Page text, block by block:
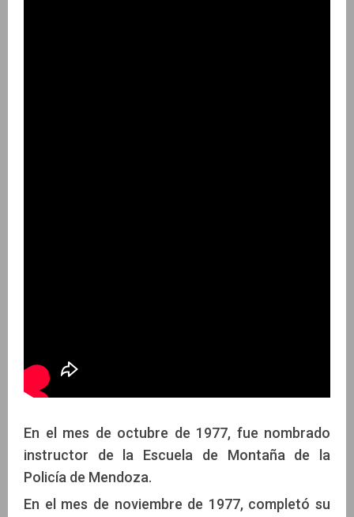
En el mes de octubre de 1977, fue nombrado
instructor de la Escuela de Montaña de la
Policía de Mendoza.
En el mes de noviembre de 1977, completó su